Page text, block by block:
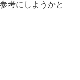
考にしようかと